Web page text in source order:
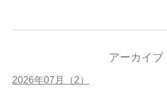
アーカイブ
2026年07月（2）